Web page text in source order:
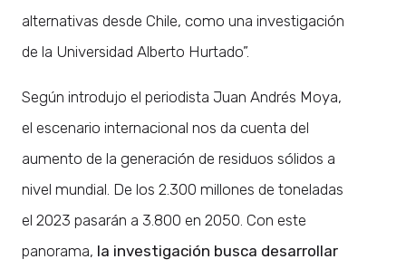
alternativas desde Chile, como una investigación
de la Universidad Alberto Hurtado”.
Según introdujo el periodista Juan Andrés Moya,
el escenario internacional nos da cuenta del
aumento de la generación de residuos sólidos a
nivel mundial. De los 2.300 millones de toneladas
el 2023 pasarán a 3.800 en 2050. Con este
panorama, la investigación busca desarrollar